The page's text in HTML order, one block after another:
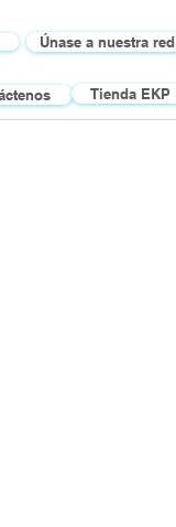
Únase a nuestra red
Tienda EKP